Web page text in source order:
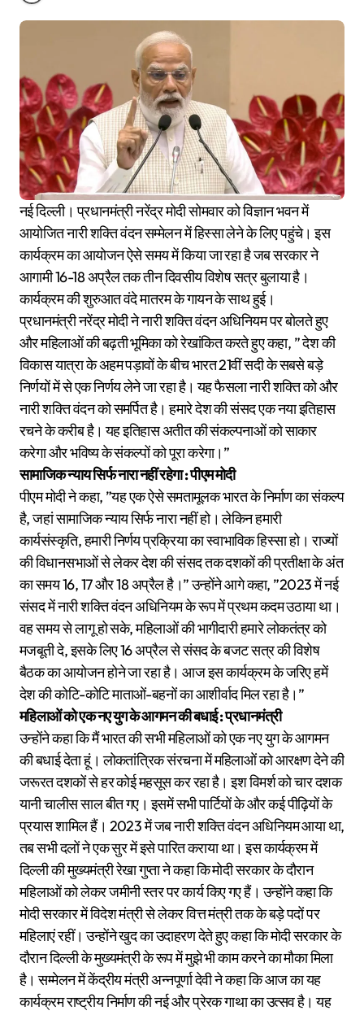
नई दिल्ली। प्रधानमंत्री नरेंद्र मोदी सोमवार को विज्ञान भवन में
आयोजित नारी शक्ति वंदन सम्मेलन में हिस्सा लेने के लिए पहुंचे। इस
कार्यक्रम का आयोजन ऐसे समय में किया जा रहा है जब सरकार ने
आगामी 16-18 अप्रैल तक तीन दिवसीय विशेष सत्र बुलाया है।
कार्यक्रम की शुरुआत वंदे मातरम के गायन के साथ हुई।
प्रधानमंत्री नरेंद्र मोदी ने नारी शक्ति वंदन अधिनियम पर बोलते हुए
और महिलाओं की बढ़ती भूमिका को रेखांकित करते हुए कहा, ” देश की
विकास यात्रा के अहम पड़ावों के बीच भारत 21वीं सदी के सबसे बड़े
निर्णयों में से एक निर्णय लेने जा रहा है। यह फैसला नारी शक्ति को और
नारी शक्ति वंदन को समर्पित है। हमारे देश की संसद एक नया इतिहास
रचने के करीब है। यह इतिहास अतीत की संकल्पनाओं को साकार
करेगा और भविष्य के संकल्पों को पूरा करेगा।”
सामाजिक न्याय सिर्फ नारा नहीं रहेगा : पीएम मोदी
पीएम मोदी ने कहा, ”यह एक ऐसे समतामूलक भारत के निर्माण का संकल्प
है, जहां सामाजिक न्याय सिर्फ नारा नहीं हो। लेकिन हमारी
कार्यसंस्कृति, हमारी निर्णय प्रक्रिया का स्वाभाविक हिस्सा हो। राज्यों
की विधानसभाओं से लेकर देश की संसद तक दशकों की प्रतीक्षा के अंत
का समय 16, 17 और 18 अप्रैल है।” उन्होंने आगे कहा, ”2023 में नई
संसद में नारी शक्ति वंदन अधिनियम के रूप में प्रथम कदम उठाया था।
वह समय से लागू हो सके, महिलाओं की भागीदारी हमारे लोकतंत्र को
मजबूती दे, इसके लिए 16 अप्रैल से संसद के बजट सत्र की विशेष
बैठक का आयोजन होने जा रहा है। आज इस कार्यक्रम के जरिए हमें
देश की कोटि-कोटि माताओं-बहनों का आशीर्वाद मिल रहा है।”
महिलाओं को एक नए युग के आगमन की बधाई : प्रधानमंत्री
उन्होंने कहा कि मैं भारत की सभी महिलाओं को एक नए युग के आगमन
की बधाई देता हूं। लोकतांत्रिक संरचना में महिलाओं को आरक्षण देने की
जरूरत दशकों से हर कोई महसूस कर रहा है। इश विमर्श को चार दशक
यानी चालीस साल बीत गए। इसमें सभी पार्टियों के और कई पीढ़ियों के
प्रयास शामिल हैं। 2023 में जब नारी शक्ति वंदन अधिनियम आया था,
तब सभी दलों ने एक सुर में इसे पारित कराया था। इस कार्यक्रम में
दिल्ली की मुख्यमंत्री रेखा गुप्ता ने कहा कि मोदी सरकार के दौरान
महिलाओं को लेकर जमीनी स्तर पर कार्य किए गए हैं। उन्होंने कहा कि
मोदी सरकार में विदेश मंत्री से लेकर वित्त मंत्री तक के बड़े पदों पर
महिलाएं रहीं। उन्होंने खुद का उदाहरण देते हुए कहा कि मोदी सरकार के
दौरान दिल्ली के मुख्यमंत्री के रूप में मुझे भी काम करने का मौका मिला
है। सम्मेलन में केंद्रीय मंत्री अन्नपूर्णा देवी ने कहा कि आज का यह
कार्यक्रम राष्ट्रीय निर्माण की नई और प्रेरक गाथा का उत्सव है। यह